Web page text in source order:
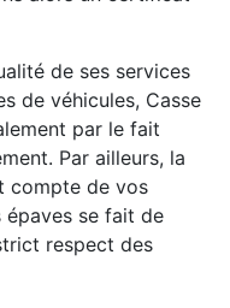
de ses services
de véhicules, Casse
par le fait
Par ailleurs, la
compte de vos
se fait de
respect des